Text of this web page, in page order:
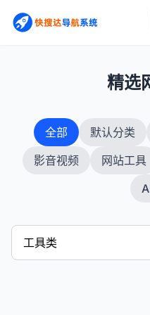
分类排行
申请收录
自助广告
精选
全部 默认分类
影音视频
网站工具